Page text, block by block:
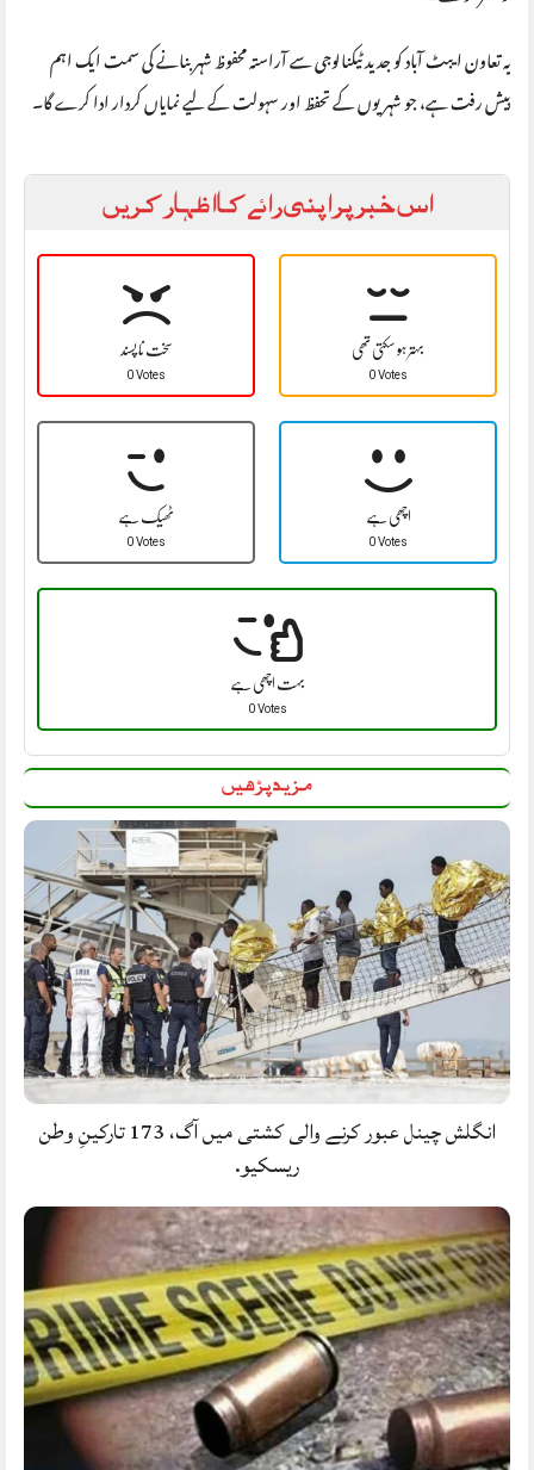
یہ تعاون ایبٹ آباد کو جدید ٹیکنالوجی سے آراستہ محفوظ شہر بنانے کی سمت ایک اہم
پیش رفت ہے، جو شہریوں کے تحفظ اور سہولت کے لیے نمایاں کردار ادا کرے گا۔
اس خبر پر اپنی رائے کا اظہار کریں
سخت نا پسند
0 Votes
بہتر ہو سکتی تھی
0 Votes
ٹھیک ہے
0 Votes
اچھی ہے
0 Votes
بہت اچھی ہے
0 Votes
مزید پڑھیں
انگلش چینل عبور کرنے والی کشتی میں آگ، 173 تارکینِ وطن
ریسکیو.